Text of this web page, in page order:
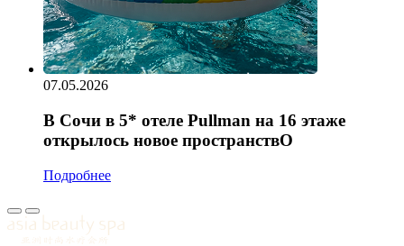
07.05.2026
В Сочи в 5* отеле Pullman на 16 этаже
открылось новое пространствО
Подробнее